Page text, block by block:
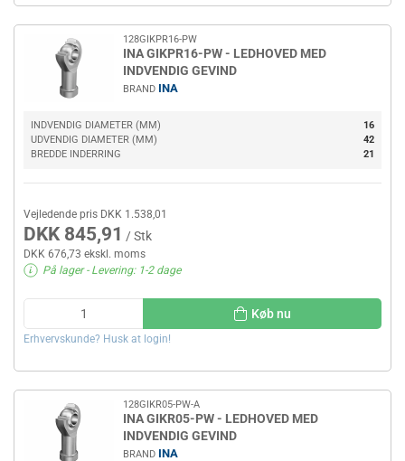
128GIKPR16-PW
INA GIKPR16-PW - LEDHOVED MED
INDVENDIG GEVIND
BRAND INA
INDVENDIG DIAMETER (MM)
16
UDVENDIG DIAMETER (MM)
42
BREDDE INDERRING
21
Vejledende pris DKK 1.538,01
DKK 845,91 / Stk
DKK 676,73 ekskl. moms
På lager- Levering: 1-2 dage
Køb nu
Erhvervskunde? Husk at login!
128GIKR05-PW-A
INA GIKR05-PW - LEDHOVED MED
INDVENDIG GEVIND
BRAND INA